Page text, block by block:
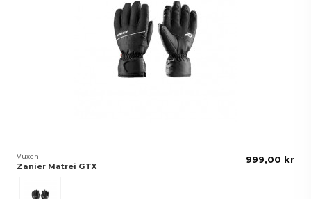
Vuxen
Zanier Matrei GTX
999,00 kr